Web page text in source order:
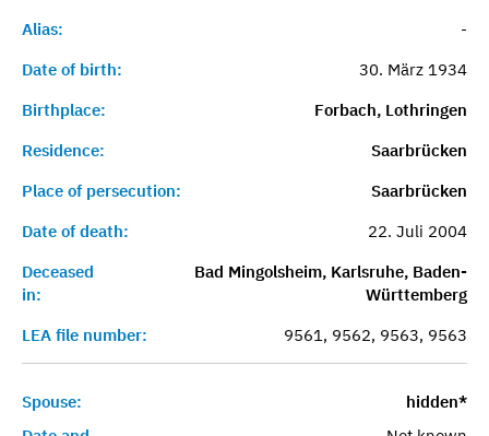
Alias:
-
Date of birth:
30. März 1934
Birthplace:
Forbach, Lothringen
Residence:
Saarbrücken
Place of persecution:
Saarbrücken
Date of death:
22. Juli 2004
Deceased
in:
Bad Mingolsheim, Karlsruhe, Baden-
Württemberg
LEA file number:
9561, 9562, 9563, 9563
Spouse:
hidden*